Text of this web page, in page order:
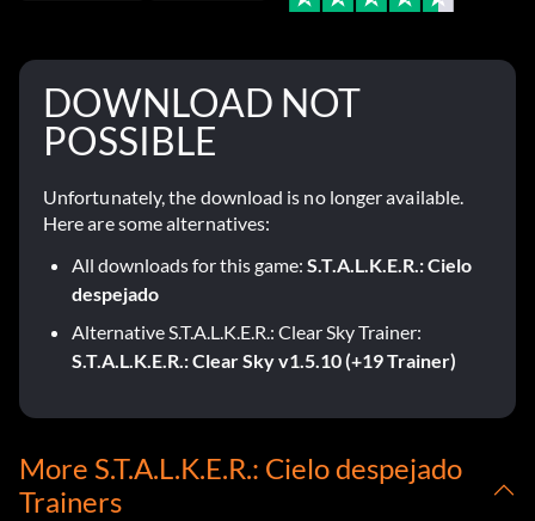
DOWNLOAD NOT
POSSIBLE
Unfortunately, the download is no longer available.
Here are some alternatives:
All downloads for this game: S.T.A.L.K.E.R.: Cielo
despejado
Alternative S.T.A.L.K.E.R.: Clear Sky Trainer:
S.T.A.L.K.E.R.: Clear Sky v1.5.10 (+19 Trainer)
More S.T.A.L.K.E.R.: Cielo despejado
Trainers